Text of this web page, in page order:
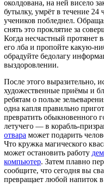
околдована, на ней висело
бутылку, умрёт в течение 24
учеников побледнел.
снять это проклятие за
Когда несчастный протянет
его лба и пропойте какую-
обрадуйте бедолагу
выздоровлении.
После этого выразительно,
художественные приёмы и
ребятам о пользе
одна капля правильно
превратить обыкновенного
летучего — в корабль-
отвара может подарить
Что кружка магического
может остановить работу
компьютер. Затем плавно
сообщите, что сегодня вы
превращает любой напиток